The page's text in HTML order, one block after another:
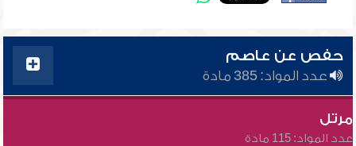
حفص عن عاصم
عدد المواد: 385 مادة
مرتل
عدد المواد: 115 مادة